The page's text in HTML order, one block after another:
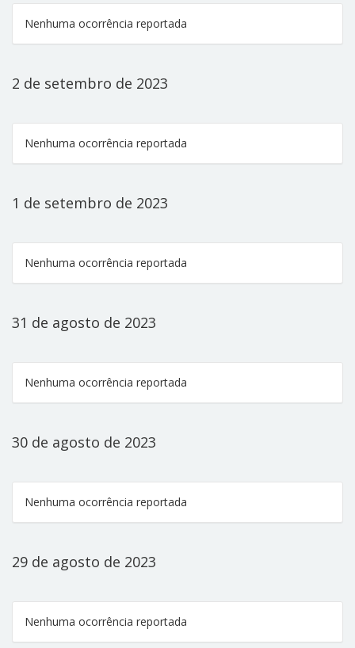
Nenhuma ocorrência reportada
2 de setembro de 2023
Nenhuma ocorrência reportada
1 de setembro de 2023
Nenhuma ocorrência reportada
31 de agosto de 2023
Nenhuma ocorrência reportada
30 de agosto de 2023
Nenhuma ocorrência reportada
29 de agosto de 2023
Nenhuma ocorrência reportada